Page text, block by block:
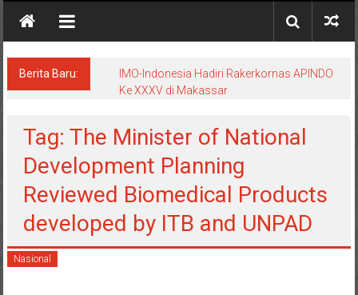
NEWS
Aktual
Tuntas.
Berita Baru:
IMO-Indonesia Hadiri Rakerkornas APINDO
Ke XXXV di Makassar
Tag: The Minister of National
Development Planning
Reviewed Biomedical Products
developed by ITB and UNPAD
Nasional